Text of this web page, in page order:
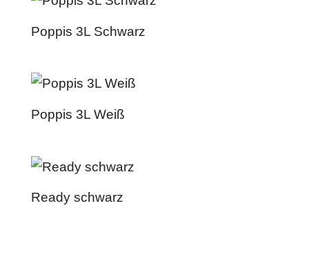
Poppis 3L Schwarz
Poppis 3L Weiß
Ready schwarz